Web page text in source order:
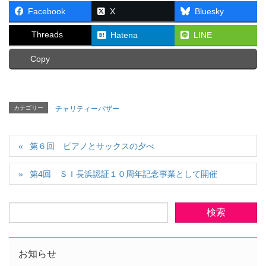
Facebook X Bluesky
Threads Hatena LINE
Copy
カテゴリー チャリティーバザー
第６回 ピアノとサックスの夕べ
第4回 ＳＩ長浜認証１０周年記念事業として開催
お知らせ